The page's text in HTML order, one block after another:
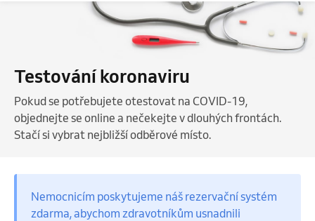
Testování koronaviru
Pokud se potřebujete otestovat na COVID-19,
objednejte se online a nečekejte v dlouhých frontách.
Stačí si vybrat nejbližší odběrové místo.
Nemocnicím poskytujeme náš rezervační systém
zdarma, abychom zdravotníkům usnadnili